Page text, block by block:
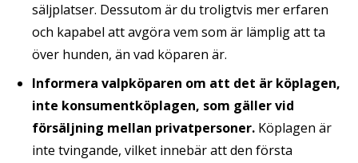
säljplatser. Dessutom är du troligtvis mer erfaren
och kapabel att avgöra vem som är lämplig att ta
över hunden, än vad köparen är.
Informera valpköparen om att det är köplagen,
inte konsumentköplagen, som gäller vid
försäljning mellan privatpersoner. Köplagen är
inte tvingande, vilket innebär att den första